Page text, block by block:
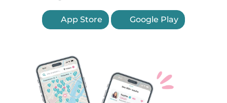
App Store Google Play